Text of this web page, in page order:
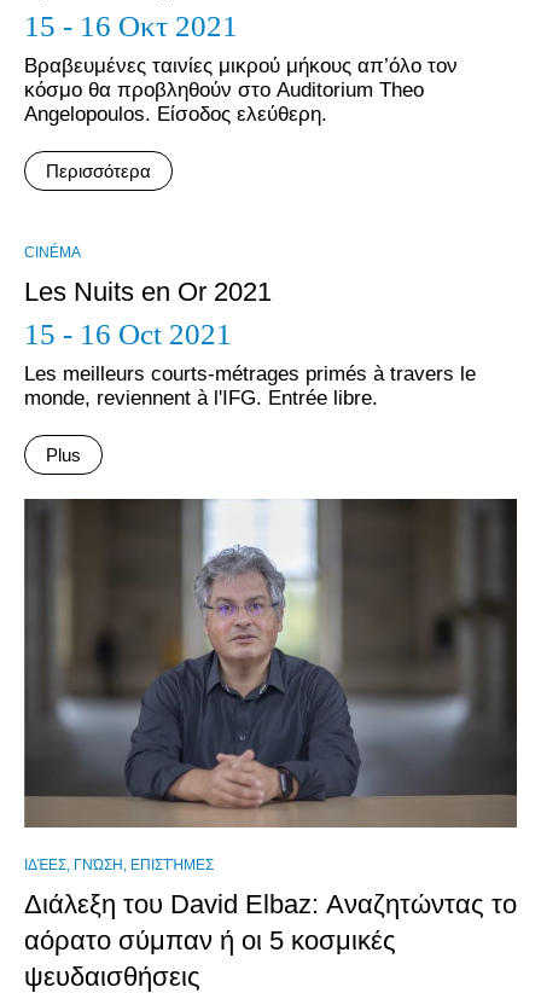
15 - 16 Οκτ 2021
Βραβευμένες ταινίες μικρού μήκους απ’όλο τον
κόσμο θα προβληθούν στο Auditorium Theo
Angelopoulos. Είσοδος ελεύθερη.
Περισσότερα
CINÉMA
Les Nuits en Or 2021
15 - 16 Oct 2021
Les meilleurs courts-métrages primés à travers le
monde, reviennent à l'IFG. Εntrée libre.
Plus
ΙΔΈΕΣ, ΓΝΏΣΗ, ΕΠΙΣΤΉΜΕΣ
Διάλεξη του David Elbaz: Αναζητώντας το
αόρατο σύμπαν ή οι 5 κοσμικές
ψευδαισθήσεις